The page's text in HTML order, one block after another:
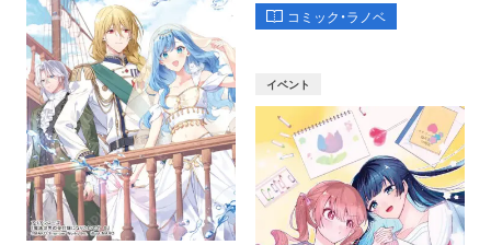
コミック・ラノベ
イベント